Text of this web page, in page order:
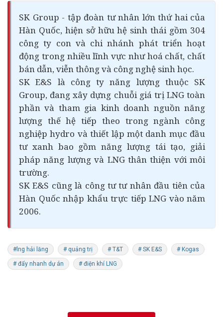
SK Group - tập đoàn tư nhân lớn thứ hai của
Hàn Quốc, hiện sở hữu hệ sinh thái gồm 304
công ty con và chi nhánh phát triển hoạt
động trong nhiều lĩnh vực như hoá chất, chất
bán dẫn, viễn thông và công nghệ sinh học.
SK E&S là công ty năng lượng thuộc SK
Group, đang xây dựng chuỗi giá trị LNG toàn
phần và tham gia kinh doanh nguồn năng
lượng thế hệ tiếp theo trong ngành công
nghiệp hydro và thiết lập một danh mục đầu
tư xanh bao gồm năng lượng tái tạo, giải
pháp năng lượng và LNG thân thiện với môi
trường.
SK E&S cũng là công tư tư nhân đầu tiên của
Hàn Quốc nhập khẩu trực tiếp LNG vào năm
2006.
#lng hải lăng # quảng trị # T&T # SK E&S # Kogas
# đẩy nhanh dự án # điện khí LNG